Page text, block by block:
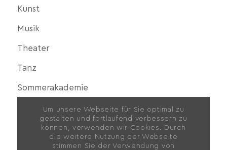
Kunst
Musik
Theater
Tanz
Sommerakademie
Um unsere Webseite für Sie optimal zu
gestalten und fortlaufend verbessern zu
können, verwenden wir Cookies. Durch
die weitere Nutzung der Webseite
stimmen Sie der Verwendung von